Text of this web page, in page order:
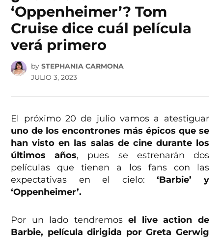
‘Oppenheimer’? Tom
Cruise dice cuál película
verá primero
by STEPHANIA CARMONA
JULIO 3, 2023
El próximo 20 de julio vamos a atestiguar
uno de los encontrones más épicos que se
han visto en las salas de cine durante los
últimos años, pues se estrenarán dos
películas que tienen a los fans con las
expectativas en el cielo:‘Barbie’ y
‘Oppenheimer’.
Por un lado tendremosel live action de
Barbie, película dirigida por Greta Gerwig